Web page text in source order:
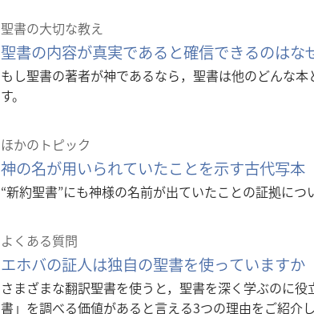
聖書の大切な教え
聖書の内容が真実であると確信できるのはな
もし聖書の著者が神であるなら，聖書は他のどんな
す。
ほかのトピック
神の名が用いられていたことを示す古代写本
“新約聖書”にも神様の名前が出ていたことの証拠につ
よくある質問
エホバの証人は独自の聖書を使っていますか
さまざまな翻訳聖書を使うと，聖書を深く学ぶのに役
書」を調べる価値があると言える3つの理由をご紹介し